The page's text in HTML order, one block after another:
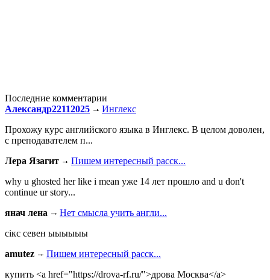
Последние комментарии
Александр22112025
Инглекс
Прохожу курс английского языка в Инглекс. В целом доволен,
с преподавателем п...
Лера Язагит
Пишем интересный расск...
why u ghosted her like i mean уже 14 лет прошло and u don't
continue ur story...
янач лена
Нет смысла учить англи...
сiкс севен ыыыыыы
amutez
Пишем интересный расск...
купить <a href="https://drova-rf.ru/">дрова Москва</a>